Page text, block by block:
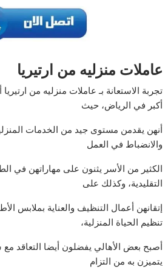
عاملات منزليه من ارتيريا
تجربة الاستعانة بـ عاملات منزليه من
أكبر في الرياض، حيث
أنهن يقدمن مستوى جيد من الخدمات
والانضباط في العمل
الكثير من الأسر يثنون على مهاراتهن في
التقليدية، وكذلك على
إتقانهن أعمال التنظيف والعناية بملابس
تنظيم الحياة المنزلية،
أصبح بعض الأهالي يفضلون أيضا التعاقد مع
يتميزن به من التزام